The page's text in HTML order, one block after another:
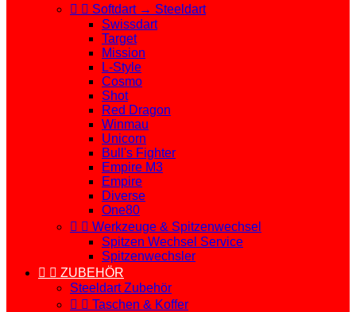
  Softdart → Steeldart
Swissdart
Target
Mission
L-Style
Cosmo
Shot
Red Dragon
Winmau
Unicorn
Bull's Fighter
Empire M3
Empire
Diverse
One80
  Werkzeuge & Spitzenwechsel
Spitzen Wechsel Service
Spitzenwechsler
  ZUBEHÖR
Steeldart Zubehör
  Taschen & Koffer